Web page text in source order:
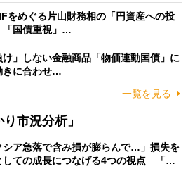
をめぐる片山財務相の「円資産への投
国債重視」…
」しない金融商品「物価連動国債」に
に合わせ…
一覧を見る
市況分析」
シア急落で含み損が膨らんで…」損失を
しての成長につなげる4つの視点 「…